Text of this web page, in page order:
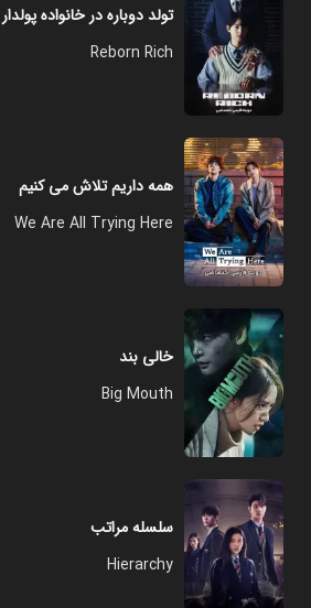
تولد دوباره در خانواده پولدار
Reborn Rich
همه داریم تلاش می کنیم
We Are All Trying Here
خالی بند
Big Mouth
سلسله مراتب
Hierarchy